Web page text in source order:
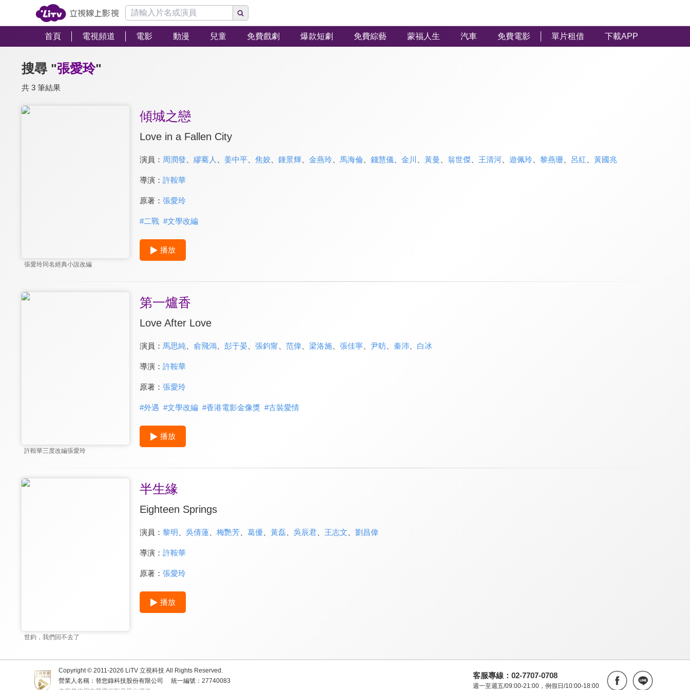
首頁 電視頻道 電影 動漫 兒童 免費戲劇 爆款短劇 免費綜藝 蒙福人生 汽車 免費電影 單片租借 下載APP
搜尋 "張愛玲"
共 3 筆結果
張愛玲同名經典小說改編
傾城之戀
Love in a Fallen City
演員： 周潤發 繆騫人 姜中平、 焦姣、 鍾景輝、 金燕玲、 馬海倫、 錢慧儀、 金川 黃曼 翁世傑、 王清河、 遊佩玲、 黎燕珊、 呂紅 黃國兆
導演： 許鞍華
原著： 張愛玲
#二戰 #文學改編
播放
許鞍華三度改編張愛玲
第一爐香
Love After Love
演員： 馬思純、 俞飛鴻、 彭于晏、 張鈞甯 范偉、 梁洛施、 張佳寧、 尹昉、 秦沛、 白冰
導演： 許鞍華
原著： 張愛玲
#外遇 #文學改編 #香港電影金像獎 #古裝愛情
播放
世鈞，我們回不去了
半生緣
Eighteen Springs
演員： 黎明 吳倩蓮、 梅艷芳、 葛優、 黃磊、 吳辰君、 王志文 劉昌偉
導演： 許鞍華
原著： 張愛玲
播放
Copyright © 2011-2026 LiTV 立視科技 All Rights Reserved.
營業人名稱：替您錄科技股份有限公司
統一編號：27740083
客服專線：02-7707-0708
週一至週五/09:00-21:00，例假日/10:00-18:00